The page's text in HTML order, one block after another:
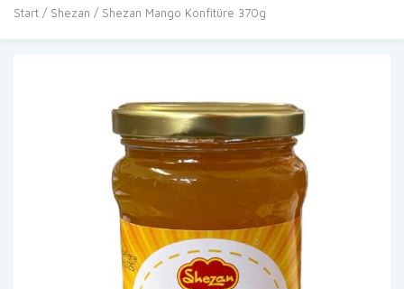
Start / Shezan / Shezan Mango Konfitüre 370g